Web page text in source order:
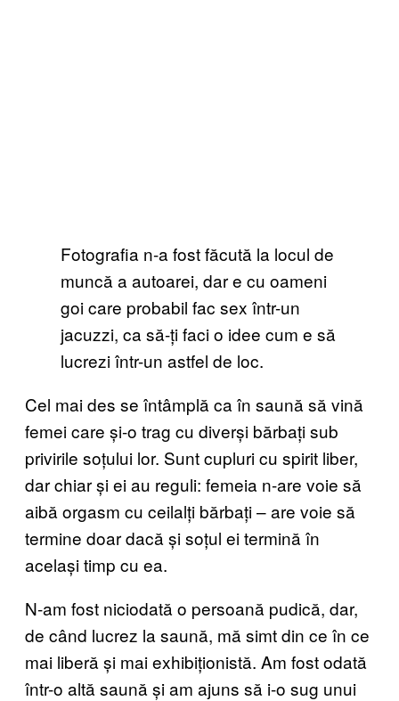
Fotografia n-a fost făcută la locul de
muncă a autoarei, dar e cu oameni
goi care probabil fac sex într-un
jacuzzi, ca să-ți faci o idee cum e să
lucrezi într-un astfel de loc.
Cel mai des se întâmplă ca în saună să vină
femei care și-o trag cu diverși bărbați sub
privirile soțului lor. Sunt cupluri cu spirit liber,
dar chiar și ei au reguli: femeia n-are voie să
aibă orgasm cu ceilalți bărbați – are voie să
termine doar dacă și soțul ei termină în
același timp cu ea.
N-am fost niciodată o persoană pudică, dar,
de când lucrez la saună, mă simt din ce în ce
mai liberă și mai exhibiționistă. Am fost odată
într-o altă saună și am ajuns să i-o sug unui